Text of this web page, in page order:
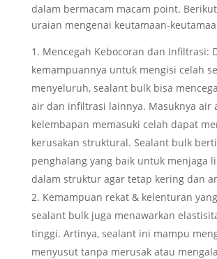
dalam bermacam macam point.
uraian mengenai keutamaan-
Mencegah Kebocoran dan Infiltrasi:
kemampuannya untuk mengisi celah
menyeluruh, sealant bulk bisa
air dan infiltrasi lainnya. Masuknya air
kelembapan memasuki celah dapat
kerusakan struktural. Sealant bulk
penghalang yang baik untuk menjaga
dalam struktur agar tetap kering dan
Kemampuan rekat & kelenturan
sealant bulk juga menawarkan
tinggi. Artinya, sealant ini mampu
menyusut tanpa merusak atau